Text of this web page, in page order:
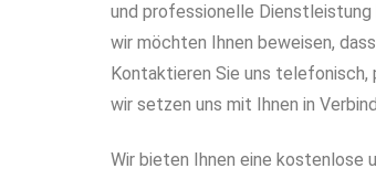
und professionelle
wir möchten Ihnen beweisen,
Kontaktieren Sie uns
wir setzen uns mit Ihnen in
Wir bieten Ihnen eine kostenlose